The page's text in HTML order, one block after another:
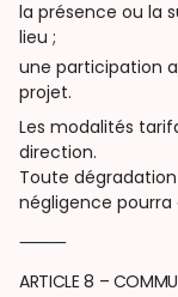
la présence ou la
lieu ;
une participation
projet.
Les modalités
direction.
Toute
négligence pourra
⸻
ARTICLE 8 –